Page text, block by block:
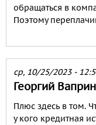
обращаться в
Поэтому
ср, 10/25/2023 -
Георгий Ваприн
Плюс здесь в том.
у кого кредитная